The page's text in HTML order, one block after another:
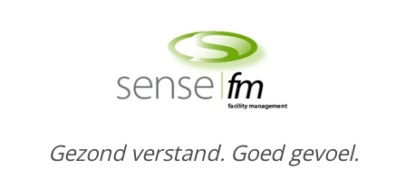
Gezond verstand. Goed gevoel.